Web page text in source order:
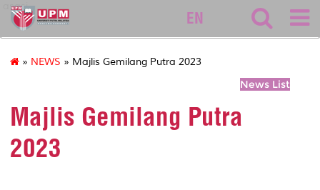
asasi
EN
» NEWS » Majlis Gemilang Putra 2023
News List
Majlis Gemilang Putra
2023